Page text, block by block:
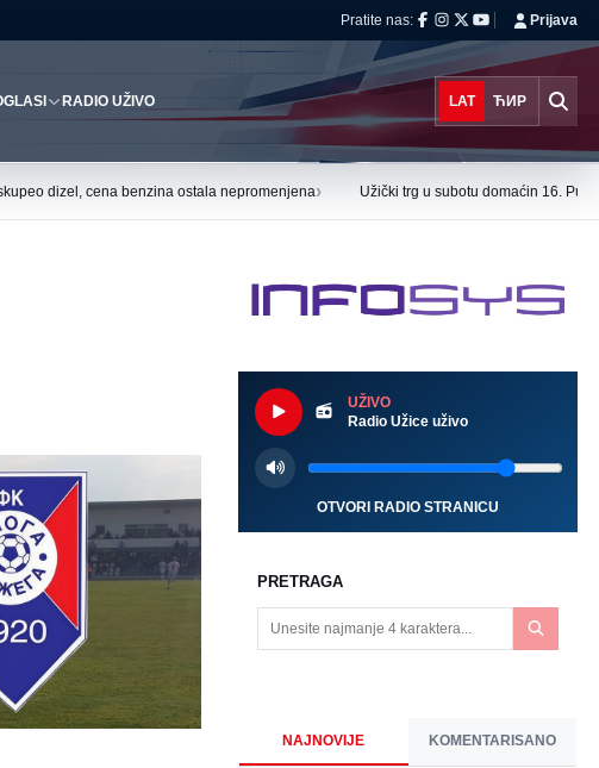
Pratite nas: Prijava
RADIO UŽIVO LAT ЋИР
dizel, cena benzina ostala nepromenjena› Užički trg u subotu domaćin 16.
UŽIVO
Radio Užice uživo
OTVORI RADIO STRANICU
PRETRAGA
NAJNOVIJE KOMENTARISANO